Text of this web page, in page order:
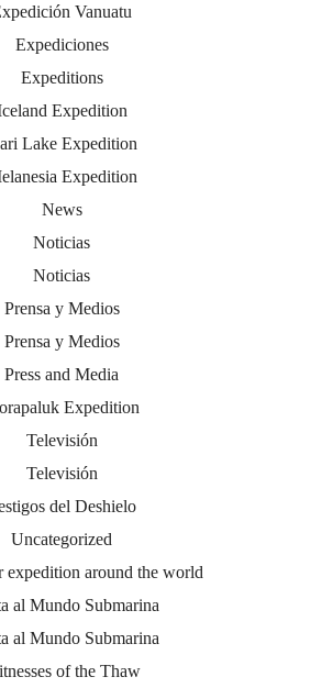
Vanuatu
Expediciones
Expeditions
Expedition
Lake Expedition
Expedition
News
Noticias
Noticias
Prensa y Medios
Prensa y Medios
Press and Media
Expedition
Televisión
Televisión
del Deshielo
Uncategorized
expedition around the world
al Mundo Submarina
al Mundo Submarina
of the Thaw